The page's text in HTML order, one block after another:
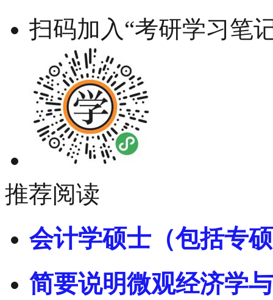
扫码加入“考研学习笔
推荐阅读
会计学硕士（包括专
简要说明微观经济学